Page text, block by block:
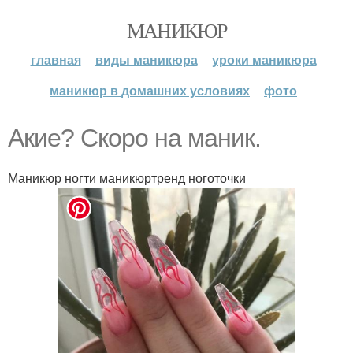
МАНИКЮР
главная виды маникюра
уроки маникюра
маникюр в домашних условиях
фото
Aкие? Скopo нa мaник.
Маникюр ногти маникюртренд ноготочки